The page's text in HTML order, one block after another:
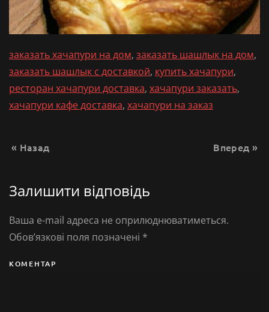
заказать хачапури на дом, заказать шашлык на дом,
заказать шашлык с доставкой, купить хачапури,
ресторан хачапури доставка, хачапури заказать,
хачапури кафе доставка, хачапури на заказ
« Назад Вперед »
Залишити відповідь
Ваша e-mail адреса не оприлюднюватиметься.
Обов’язкові поля позначені *
КОМЕНТАР